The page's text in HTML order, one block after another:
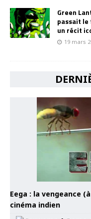
Green
passait le
un récit
19 mars
Eega : la vengeance
cinéma indien